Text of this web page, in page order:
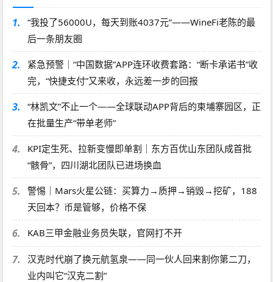
1.
“我投了56000U，每天到账4037元”——WineFi老陈的最
后一条朋友圈
2.
紧急预警｜“中国数据”APP连环收费套路：“断卡承诺书”收
完，“快捷支付”又来收，永远差一步的回报
3.
“林凯文”不止一个——全球联动APP背后的柬埔寨园区，正
在批量生产“带单老师”
4.
KPI定生死、拉新变慢即单割｜东方百优山东团队成首批
“骸骨”，四川湖北团队已进场换血
5.
警惕｜Mars火星公链：买算力→质押→销毁→挖矿，188
天回本？币是管够，价格不保
6. KAB三甲金融业务员失联，官网打不开
7.
汉克时代崩了换元航氢泉——同一伙人回来割你第二刀，
业内叫它“汉克二割”